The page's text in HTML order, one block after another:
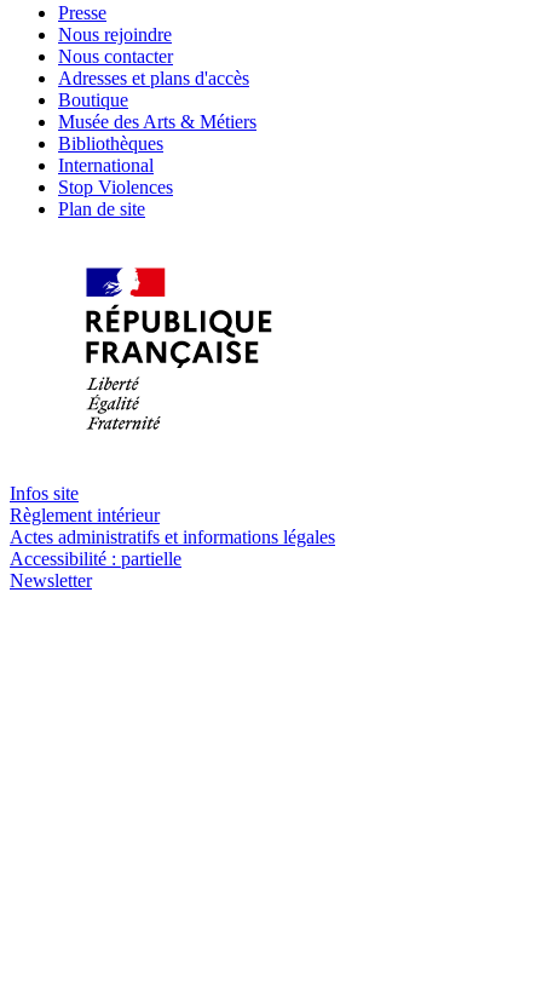
Presse
Nous rejoindre
Nous contacter
Adresses et plans d'accès
Boutique
Musée des Arts & Métiers
Bibliothèques
International
Stop Violences
Plan de site
Infos site
Règlement intérieur
Actes administratifs et informations légales
Accessibilité : partielle
Newsletter